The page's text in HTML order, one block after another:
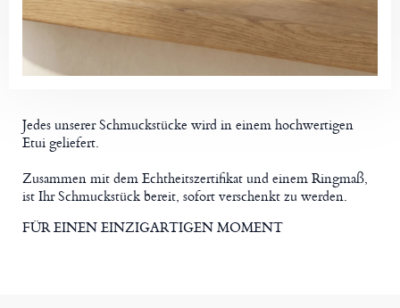
Jedes unserer Schmuckstücke wird in einem hochwertigen
Etui geliefert.
Zusammen mit dem Echtheitszertifikat und einem Ringmaß,
ist Ihr Schmuckstück bereit, sofort verschenkt zu werden.
FÜR EINEN EINZIGARTIGEN MOMENT